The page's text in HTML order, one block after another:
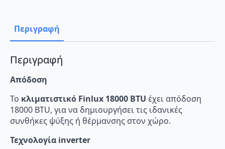
ποσότητα
Περιγραφή
Περιγραφή
Απόδοση
Το κλιματιστικό Finlux 18000 BTU έχει απόδοση
18000 BTU, για να δημιουργήσει τις ιδανικές
συνθήκες ψύξης ή θέρμανσης στον χώρο.
Τεχνολογία inverter